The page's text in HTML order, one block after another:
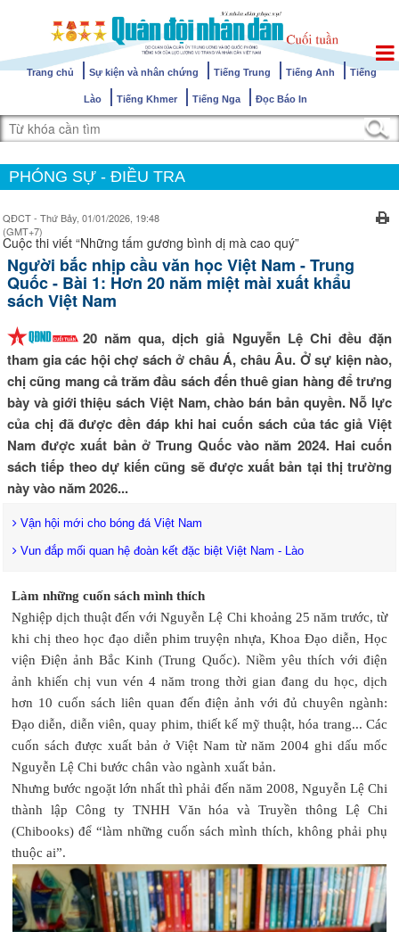
Trang chủ Sự kiện và nhân chứng Tiếng Trung Tiếng Anh Tiếng
Lào Tiếng Khmer Tiếng Nga Đọc Báo In
PHÓNG SỰ - ĐIỀU TRA
QĐCT - Thứ Bảy, 01/01/2026, 19:48
(GMT+7)
Cuộc thi viết “Những tấm gương bình dị mà cao quý”
Người bắc nhịp cầu văn học Việt Nam - Trung
Quốc - Bài 1: Hơn 20 năm miệt mài xuất khẩu
sách Việt Nam
20 năm qua, dịch giả Nguyễn Lệ Chi đều đặn
tham gia các hội chợ sách ở châu Á, châu Âu. Ở sự kiện nào,
chị cũng mang cả trăm đầu sách đến thuê gian hàng để trưng
bày và giới thiệu sách Việt Nam, chào bán bản quyền. Nỗ lực
của chị đã được đền đáp khi hai cuốn sách của tác giả Việt
Nam được xuất bản ở Trung Quốc vào năm 2024. Hai cuốn
sách tiếp theo dự kiến cũng sẽ được xuất bản tại thị trường
này vào năm 2026...
Vận hội mới cho bóng đá Việt Nam
Vun đắp mối quan hệ đoàn kết đặc biệt Việt Nam - Lào
Làm những cuốn sách mình thích
Nghiệp dịch thuật đến với Nguyễn Lệ Chi khoảng 25 năm trước, từ
khi chị theo học đạo diễn phim truyện nhựa, Khoa Đạo diễn, Học
viện Điện ảnh Bắc Kinh (Trung Quốc). Niềm yêu thích với điện
ảnh khiến chị vun vén 4 năm trong thời gian đang du học, dịch
hơn 10 cuốn sách liên quan đến điện ảnh với đủ chuyên ngành:
Đạo diễn, diễn viên, quay phim, thiết kế mỹ thuật, hóa trang... Các
cuốn sách được xuất bản ở Việt Nam từ năm 2004 ghi dấu mốc
Nguyễn Lệ Chi bước chân vào ngành xuất bản.
Nhưng bước ngoặt lớn nhất thì phải đến năm 2008, Nguyễn Lệ Chi
thành lập Công ty TNHH Văn hóa và Truyền thông Lệ Chi
(Chibooks) để “làm những cuốn sách mình thích, không phải phụ
thuộc ai”.